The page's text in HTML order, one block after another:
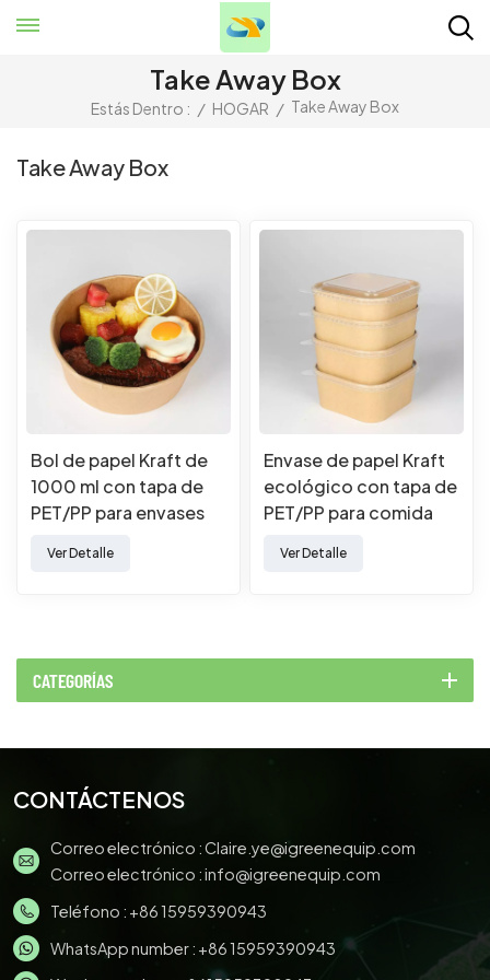
Take Away Box
Estás Dentro : / HOGAR / Take Away Box
Take Away Box
Bol de papel Kraft de
1000 ml con tapa de
PET/PP para envases
Ver Detalle
Envase de papel Kraft
ecológico con tapa de
PET/PP para comida
Ver Detalle
CATEGORÍAS
CONTÁCTENOS
Correo electrónico :Claire.ye@igreenequip.com
Correo electrónico :info@igreenequip.com
Teléfono : +86 15959390943
WhatsApp number : +86 15959390943